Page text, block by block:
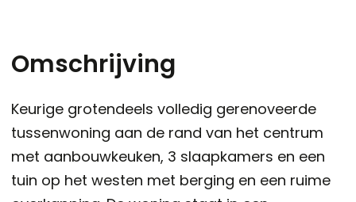
Omschrijving
Keurige grotendeels volledig gerenoveerde
tussenwoning aan de rand van het centrum
met aanbouwkeuken, 3 slaapkamers en een
tuin op het westen met berging en een ruime